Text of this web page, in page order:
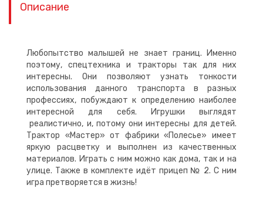
Описание
Любопытство малышей не знает границ. Именно
поэтому, спецтехника и тракторы так для них
интересны. Они позволяют узнать тонкости
использования данного транспорта в разных
профессиях, побуждают к определению наиболее
интересной для себя. Игрушки выглядят
реалистично, и, потому они интересны для детей.
Трактор «Мастер» от фабрики «Полесье» имеет
яркую расцветку и выполнен из качественных
материалов. Играть с ним можно как дома, так и на
улице. Также в комплекте идёт прицеп № 2. С ним
игра претворяется в жизнь!